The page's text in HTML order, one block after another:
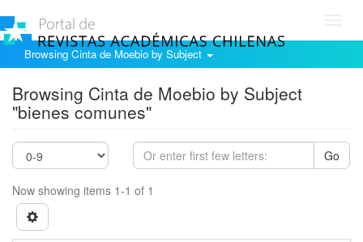
Browsing Cinta de Moebio by Subject
Browsing Cinta de Moebio by Subject
"bienes comunes"
Go
Now showing items 1-1 of 1